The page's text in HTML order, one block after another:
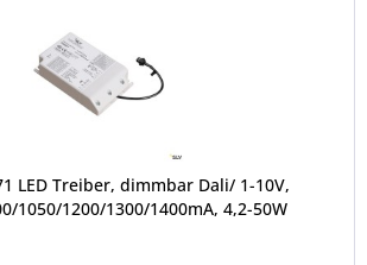
LED Treiber, dimmbar Dali/ 1-10V,
1050/1200/1300/1400mA, 4,2-50W